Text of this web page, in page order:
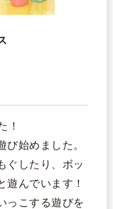
！
始めました。
ぐしたり、ボッ
遊んでいます！
っこする遊びを